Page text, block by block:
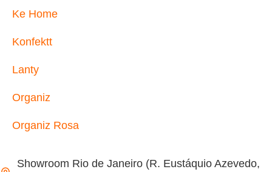
Ke Home
Konfektt
Lanty
Organiz
Organiz Rosa
Showroom Rio de Janeiro (R. Eustáquio Azevedo,